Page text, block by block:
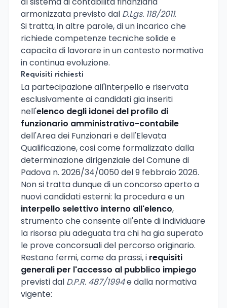
armonizzata previsto dal D.Lgs. 118/2011.
Si tratta, in altre parole, di un incarico che
richiede competenze tecniche solide e
capacita di lavorare in un contesto normativo
in continua evoluzione.
Requisiti richiesti
La partecipazione all'interpello e riservata
esclusivamente ai candidati gia inseriti
nell'elenco degli idonei del profilo di
funzionario amministrativo-contabile
dell'Area dei Funzionari e dell'Elevata
Qualificazione, cosi come formalizzato dalla
determinazione dirigenziale del Comune di
Padova n. 2026/34/0050 del 9 febbraio 2026.
Non si tratta dunque di un concorso aperto a
nuovi candidati esterni: la procedura e un
interpello selettivo interno all'elenco,
strumento che consente all'ente di individuare
la risorsa piu adeguata tra chi ha gia superato
le prove concorsuali del percorso originario.
Restano fermi, come da prassi, i requisiti
generali per l'accesso al pubblico impiego
previsti dal D.P.R. 487/1994e dalla normativa
vigente: